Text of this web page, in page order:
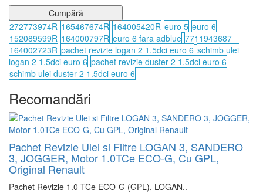
Cumpără
272773974R 165467674R 164005420R euro 5 euro 6
152089599R 164000797R euro 6 fara adblue 7711943687
164002723R pachet revizie logan 2 1.5dci euro 6 schimb ulei
logan 2 1.5dci euro 6 pachet revizie duster 2 1.5dci euro 6
schimb ulei duster 2 1.5dci euro 6
Recomandări
Pachet Revizie Ulei si Filtre LOGAN 3, SANDERO
3, JOGGER, Motor 1.0TCe ECO-G, Cu GPL,
Original Renault
Pachet Revizie 1.0 TCe ECO-G (GPL), LOGAN..